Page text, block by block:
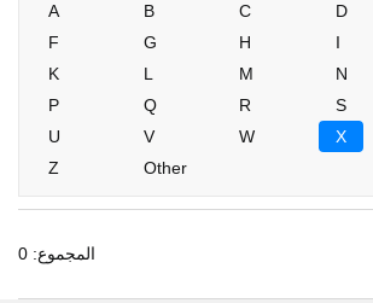
A
B C D
F
G H I
K
L M N
P
Q R S
U
V W X
Z
Other
المجموع: 0